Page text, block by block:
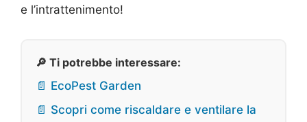
e l’intrattenimento!
🔎 Ti potrebbe interessare:
📄 EcoPest Garden
📄 Scopri come riscaldare e ventilare la